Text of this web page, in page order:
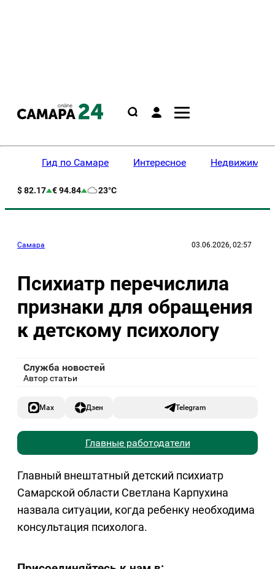
Гид по Самаре Интересное
$ 82.17 € 94.84 23°C
Самара 03.06.2026, 02:57
Психиатр перечислила
признаки для обращения
к детскому психологу
Служба новостей
Автор статьи
Max Дзен Telegram
Главные работодатели
Главный внештатный детский психиатр
Самарской области Светлана Карпухина
назвала ситуации, когда ребенку необходима
консультация психолога.